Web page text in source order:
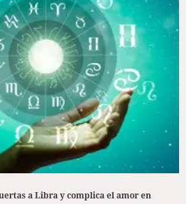
a Libra y complica el amor en